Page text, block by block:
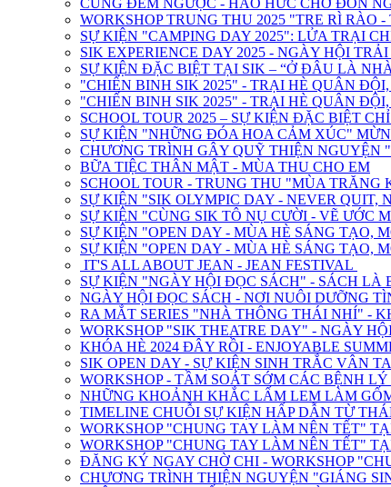
CÙNG ĐẾM NGƯỢC - HÁO HỨC CHỜ ĐÓN
WORKSHOP TRUNG THU 2025 "TRE RÌ RÀO
SỰ KIỆN "CAMPING DAY 2025": LỬA TRẠI
SIK EXPERIENCE DAY 2025 - NGÀY HỘI
SỰ KIỆN ĐẶC BIỆT TẠI SIK – “Ở ĐÂU LÀ
"CHIẾN BINH SIK 2025" - TRẠI HÈ QUÂN
"CHIẾN BINH SIK 2025" - TRẠI HÈ QUÂN
SCHOOL TOUR 2025 – SỰ KIỆN ĐẶC BIỆT
SỰ KIỆN "NHỮNG ĐÓA HOA CẢM XÚC"
CHƯƠNG TRÌNH GÂY QUỸ THIỆN NGUYỆN
BỮA TIỆC THÂN MẬT - MÙA THU CHO EM
SCHOOL TOUR - TRUNG THU "MÙA TRĂNG
SỰ KIỆN "SIK OLYMPIC DAY - NEVER QUIT,
SỰ KIỆN "CÙNG SIK TÔ NỤ CƯỜI - VẼ ƯỚC
SỰ KIỆN "OPEN DAY - MÙA HÈ SÁNG TẠO,
SỰ KIỆN "OPEN DAY - MÙA HÈ SÁNG TẠO,
IT'S ALL ABOUT JEAN - JEAN FESTIVAL
SỰ KIỆN "NGÀY HỘI ĐỌC SÁCH" - SÁCH LÀ
NGÀY HỘI ĐỌC SÁCH - NƠI NUÔI DƯỠNG
RA MẮT SERIES "NHÀ THÔNG THÁI NHÍ" -
WORKSHOP "SIK THEATRE DAY" - NGÀY
KHÓA HÈ 2024 ĐÂY RỒI - ENJOYABLE
SIK OPEN DAY - SỰ KIỆN SINH TRẮC VÂN
WORKSHOP - TẦM SOÁT SỚM CÁC BỆNH
NHỮNG KHOẢNH KHẮC LẤM LEM LÀM
TIMELINE CHUỖI SỰ KIỆN HẤP DẪN TỪ
WORKSHOP "CHUNG TAY LÀM NÊN TẾT"
WORKSHOP "CHUNG TAY LÀM NÊN TẾT"
ĐĂNG KÝ NGAY CHỜ CHI - WORKSHOP
CHƯƠNG TRÌNH THIỆN NGUYỆN "GIÁNG